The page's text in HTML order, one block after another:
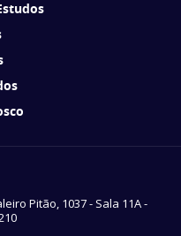
Pitão, 1037 - Sala 11A -